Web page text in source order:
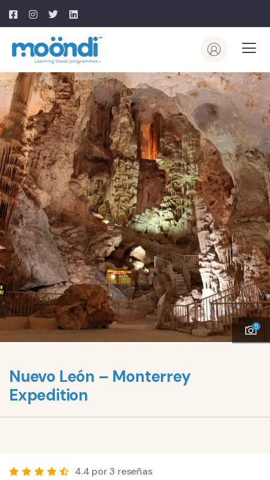
5
Nuevo León – Monterrey
Expedition
4.4 por 3 reseñas